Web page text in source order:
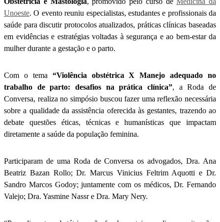
Unoeste. O evento reuniu especialistas, estudantes e profissionais da
saúde para discutir protocolos atualizados, práticas clínicas baseadas
em evidências e estratégias voltadas à segurança e ao bem-estar da
mulher durante a gestação e o parto.
Com o tema “Violência obstétrica X Manejo adequado no
trabalho de parto: desafios na prática clínica”, a Roda de
Conversa, realiza no simpósio buscou fazer uma reflexão necessária
sobre a qualidade da assistência oferecida às gestantes, trazendo ao
debate questões éticas, técnicas e humanísticas que impactam
diretamente a saúde da população feminina.
Participaram de uma Roda de Conversa os advogados, Dra. Ana
Beatriz Bazan Rollo; Dr. Marcus Vinicius Feltrim Aquotti e Dr.
Sandro Marcos Godoy; juntamente com os médicos, Dr. Fernando
Valejo; Dra. Yasmine Nassr e Dra. Mary Nery.